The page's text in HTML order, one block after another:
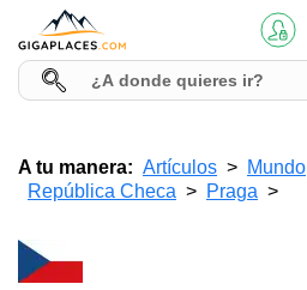
A tu manera: Artículos Mundo
República Checa
Praga